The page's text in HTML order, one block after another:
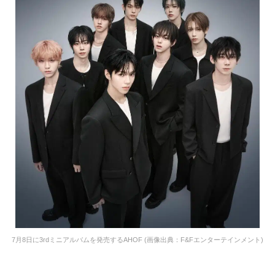
7月8日に3rdミニアルバムを発売するAHOF (画像出典：F&Fエンターテインメント)